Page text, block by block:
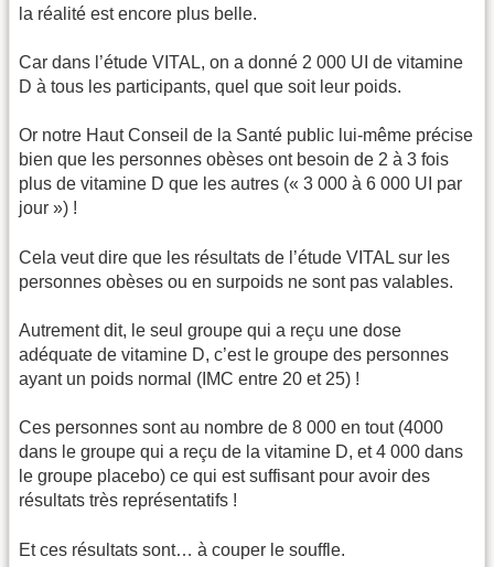
la réalité est encore plus belle.
Car dans l’étude VITAL, on a donné 2 000 UI de vitamine
D à tous les participants, quel que soit leur poids.
Or notre Haut Conseil de la Santé public lui-même précise
bien que les personnes obèses ont besoin de 2 à 3 fois
plus de vitamine D que les autres (« 3 000 à 6 000 UI par
jour ») !
Cela veut dire que les résultats de l’étude VITAL sur les
personnes obèses ou en surpoids ne sont pas valables.
Autrement dit, le seul groupe qui a reçu une dose
adéquate de vitamine D, c’est le groupe des personnes
ayant un poids normal (IMC entre 20 et 25) !
Ces personnes sont au nombre de 8 000 en tout (4000
dans le groupe qui a reçu de la vitamine D, et 4 000 dans
le groupe placebo) ce qui est suffisant pour avoir des
résultats très représentatifs !
Et ces résultats sont… à couper le souffle.